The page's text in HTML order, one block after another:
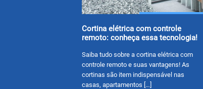
Cortina elétrica com controle
remoto: conheça essa tecnologia!
Saiba tudo sobre a cortina elétrica com
controle remoto e suas vantagens! As
cortinas são item indispensável nas
casas, apartamentos […]